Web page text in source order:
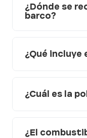
¿Dónde se
barco?
¿Qué incluye
¿Cuál es la
¿El